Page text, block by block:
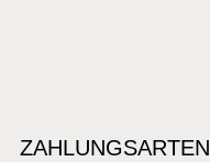
ZAHLUNGSARTEN